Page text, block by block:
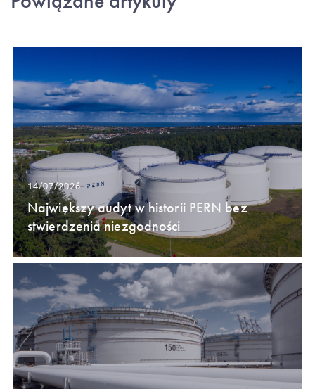
14/07/2026
Największy audyt w historii PERN bez
stwierdzenia niezgodności